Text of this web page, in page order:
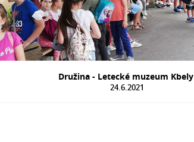
Družina - Letecké muzeum Kbely
24.6.2021